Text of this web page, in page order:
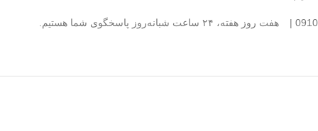
0910 | هفت روز هفته، ۲۴ ساعت شبانه‌روز پاسخگوی شما هستیم.